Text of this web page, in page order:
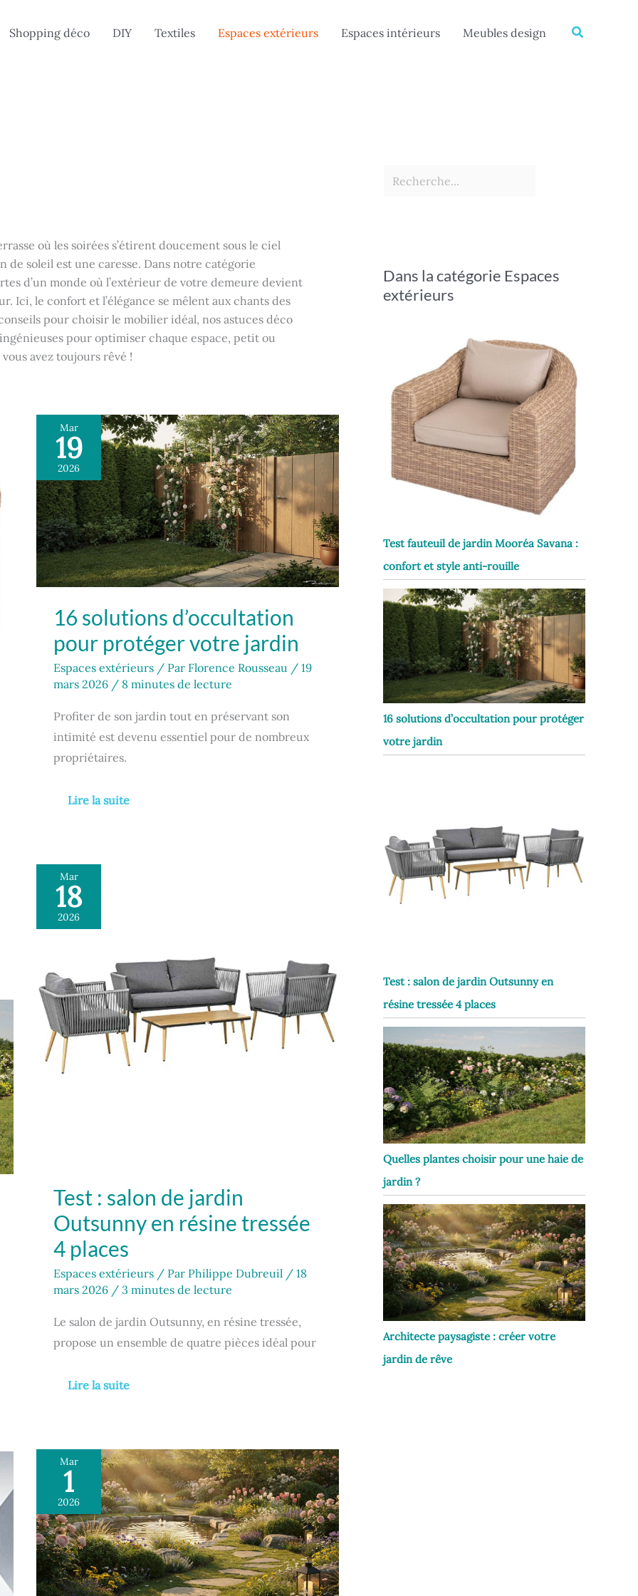
Shopping déco DIY Textiles Espaces extérieurs Espaces intérieurs Meubles design
où les soirées s’étirent doucement sous le ciel
de soleil est une caresse. Dans notre catégorie
d’un monde où l’extérieur de votre demeure devient
Ici, le confort et l’élégance se mêlent aux chants des
pour choisir le mobilier idéal, nos astuces déco
pour optimiser chaque espace, petit ou
avez toujours rêvé !
Mar
19
2026
16 solutions d’occultation
pour protéger votre jardin
Espaces extérieurs / Par Florence Rousseau / 19
mars 2026 / 8 minutes de lecture
Profiter de son jardin tout en préservant son
intimité est devenu essentiel pour de nombreux
propriétaires.
16
solutions
d’occultation
pour
protéger
votre
jardin
Lire la suite
Mar
18
2026
Test : salon de jardin
Outsunny en résine tressée
4 places
Espaces extérieurs / Par Philippe Dubreuil / 18
mars 2026 / 3 minutes de lecture
Le salon de jardin Outsunny, en résine tressée,
propose un ensemble de quatre pièces idéal pour
Test
:
salon
Outsunny
en
résine
tressée
4
places
Lire la suite
Mar
1
2026
Architecte
paysagiste
:
créer
votre
jardin
de
rêve
Dans la catégorie Espaces
extérieurs
Test fauteuil de jardin Mooréa Savana :
confort et style anti-rouille
16 solutions d’occultation pour protéger
votre jardin
Test : salon de jardin Outsunny en
résine tressée 4 places
Quelles plantes choisir pour une haie de
jardin ?
Architecte paysagiste : créer votre
jardin de rêve